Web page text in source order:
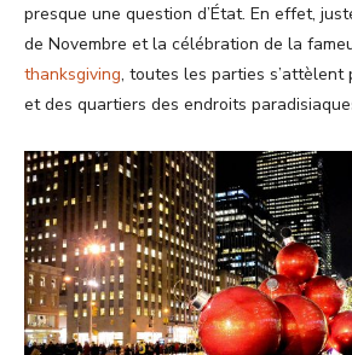
presque une question d’État. En effet,
de Novembre et la célébration de la
thanksgiving, toutes les parties s’attèlent
et des quartiers des endroits